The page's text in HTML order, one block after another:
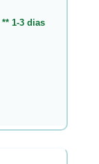
** 1-3 dias